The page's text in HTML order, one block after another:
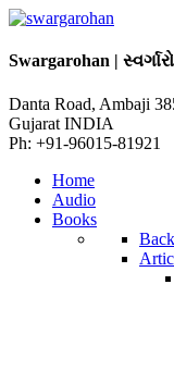
Swargarohan |
Danta Road, Ambaji
Gujarat INDIA
Ph: +91-96015-81921
Home
Audio
Books
Back